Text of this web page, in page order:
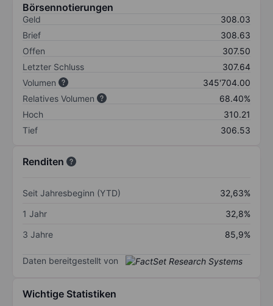
Börsennotierungen
Geld
308.03
Brief
308.63
Offen
307.50
Letzter Schluss
307.64
Volumen
345'704.00
Relatives Volumen
68.40%
Hoch
310.21
Tief
306.53
Renditen
Seit Jahresbeginn (YTD)
32,63%
1 Jahr
32,8%
3 Jahre
85,9%
Daten bereitgestellt von
Wichtige Statistiken